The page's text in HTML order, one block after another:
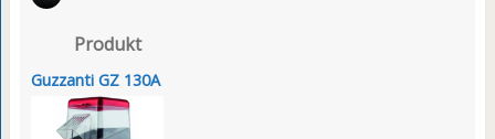
Produkt
Guzzanti GZ 130A